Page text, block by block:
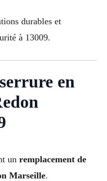
durables et
à 13009.
en
un remplacement de
Marseille.